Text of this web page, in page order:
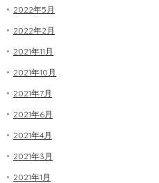
2022年5月
2022年2月
2021年11月
2021年10月
2021年7月
2021年6月
2021年4月
2021年3月
2021年1月